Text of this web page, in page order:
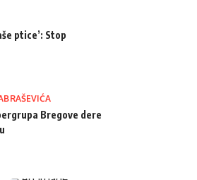
ptice’: Stop
Bregove dere